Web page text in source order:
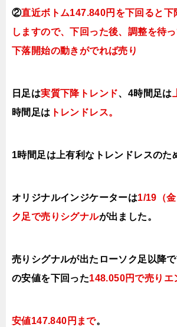
②直近ボトム147.840円を下回ると下
し ますので、下回った後、調整を待
下落開始の動きがでれば売り
日足は実質下降トレンド、4時間足は
時間足は トレンドレス。
1時間足は上有利なトレンドレスのた
オリジナルインジケーターは1/19（
ク足で売り シグナルが出ました。
売りシグナルが出たローソク足以降
の安値を下回った148.050円で売り エ
安値147.840円まで。